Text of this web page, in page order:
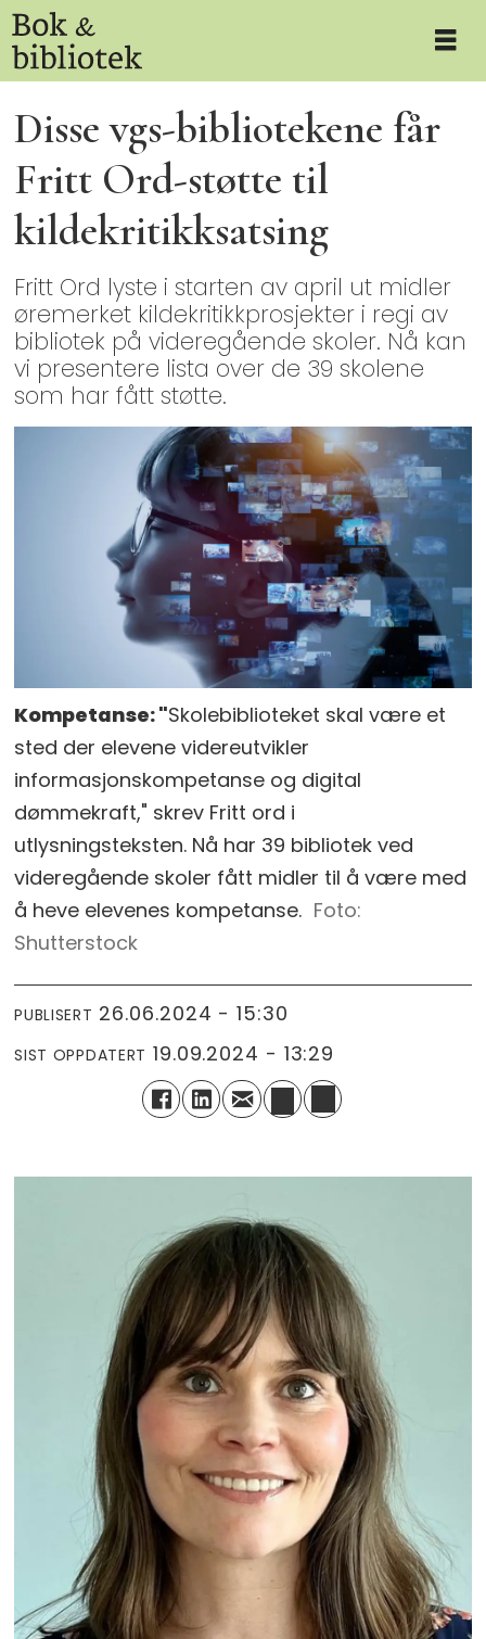
Disse vgs-bibliotekene får
Fritt Ord-støtte til
kildekritikksatsing
Fritt Ord lyste i starten av april ut midler
øremerket kildekritikkprosjekter i regi av
bibliotek på videregående skoler. Nå kan
vi presentere lista over de 39 skolene
som har fått støtte.
Kompetanse: "Skolebiblioteket skal være et
sted der elevene videreutvikler
informasjonskompetanse og digital
dømmekraft," skrev Fritt ord i
utlysningsteksten. Nå har 39 bibliotek ved
videregående skoler fått midler til å være med
å heve elevenes kompetanse.
Shutterstock
PUBLISERT 26.06.2024 - 15:30
SIST OPPDATERT 19.09.2024 - 13:29